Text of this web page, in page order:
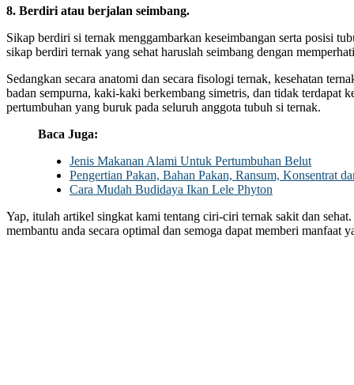
8. Berdiri atau berjalan seimbang.
Sikap berdiri si ternak menggambarkan keseimbangan serta posisi
sikap berdiri ternak yang sehat haruslah seimbang dengan
Sedangkan secara anatomi dan secara fisologi ternak, kesehatan
badan sempurna, kaki-kaki berkembang simetris, dan tidak terdapat
pertumbuhan yang buruk pada seluruh anggota tubuh si ternak.
Baca Juga:
Jenis Makanan Alami Untuk Pertumbuhan Belut
Pengertian Pakan, Bahan Pakan, Ransum, Konsentrat
Cara Mudah Budidaya Ikan Lele Phyton
Yap, itulah artikel singkat kami tentang ciri-ciri ternak sakit dan
membantu anda secara optimal dan semoga dapat memberi manfaat